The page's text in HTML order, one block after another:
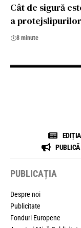
Cât de sigură
a
8 minute
PUBLICAȚIA
Despre noi
Publicitate
Fonduri Europene